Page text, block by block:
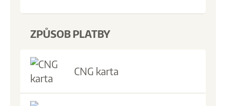
ZPŮSOB PLATBY
CNG karta